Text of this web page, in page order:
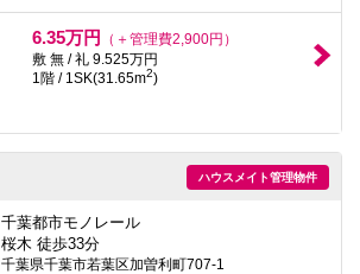
6.35万円
（＋管理費2,900円）
敷 無 / 礼 9.525万円
1階 / 1SK(31.65m2)
ハウスメイト管理物件
千葉都市モノレール
桜木 徒歩33分
千葉県千葉市若葉区加曽利町707-1